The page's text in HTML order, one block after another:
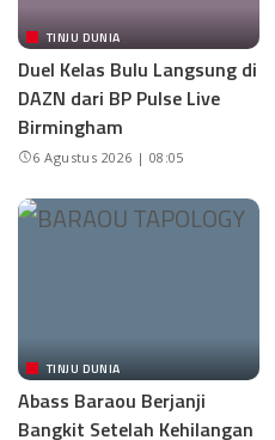
TINJU DUNIA
Duel Kelas Bulu Langsung di
DAZN dari BP Pulse Live
Birmingham
6 Agustus 2026 | 08:05
TINJU DUNIA
Abass Baraou Berjanji
Bangkit Setelah Kehilangan